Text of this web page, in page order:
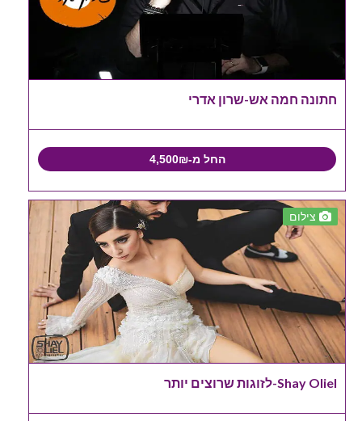
חתונה חמה אש-שרון אדרי
החל מ-4,500₪
צילום
Shay Oliel-לזוגות שרוצים יותר